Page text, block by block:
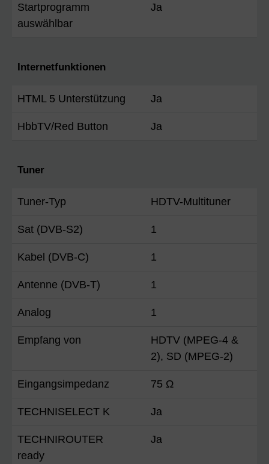
Startprogramm
auswählbar
Ja
Internetfunktionen
HTML 5 Unterstützung Ja
HbbTV/Red Button Ja
Tuner
Tuner-Typ HDTV-Multituner
Sat (DVB-S2) 1
Kabel (DVB-C) 1
Antenne (DVB-T) 1
Analog 1
Empfang von
HDTV (MPEG-4 &
2), SD (MPEG-2)
Eingangsimpedanz 75 Ω
TECHNISELECT K Ja
TECHNIROUTER
ready
Ja